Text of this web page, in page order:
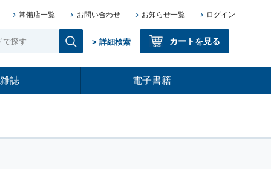
常備店一覧 お問い合わせ お知らせ一覧 ログイン
> 詳細検索 カートを見る
雑誌 電子書籍